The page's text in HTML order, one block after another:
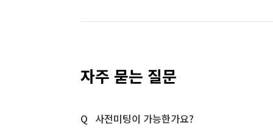
자주 묻는 질문
사전미팅이 가능한가요?